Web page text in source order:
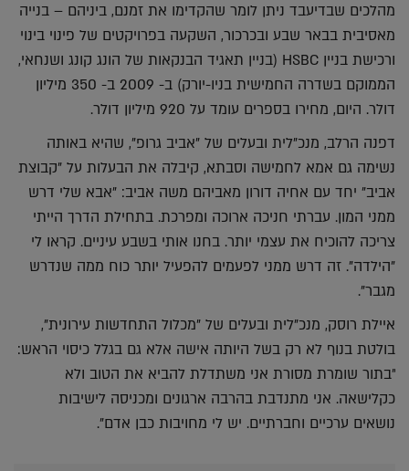
מהלכים שבדיעבד ניתן לומר שהקדימו את זמנם, ביניהם – בנייה
מאסיבית בבאר שבע ובכרכור, השקעה בפרויקטים של פינוי בינוי
ורכישת בניין HSBC (בניין תאגיד הבנקאות של הונג קונג ושנחאי,
הממוקם בשדרה החמישית בניו-יורק) ב- 2009 ב- 350 מיליון
דולר. היום, מחירו בספרים עומד על 920 מיליון דולר.
דפנה הרלב, מנכ"לית ובעלים של "אביב גרופ", שהיא באותה
נשימה גם אמא לחמישה וסבתא, קיבלה את הבעלות על "קבוצת
אביב" יחד עם אחיה דורון מאביהם משה אביב: "אבא שלי דרש
ממני המון. עברתי חניכה ארוכה ומפרכת. בתחילת הדרך הייתי
צריכה להוכיח את עצמי יותר. בחנו אותי בשבע עיניים. קראו לי
"הילדה". זה דרש ממני לפעמים להפעיל יותר כוח ממה שנדרש
מגבר".
איילת רוסק, מנכ"לית ובעלים של "מכלול התחדשות עירונית",
בולטת בנוף לא רק בשל היותה אישה אלא גם בגלל כיסוי הראש:
"בתור שומרת מסורת אני משתדלת להביא את הטוב ולא
כקלישאה. אני מתנדבת בהרבה ארגונים ומכניסה לישיבות
נושאים ערכיים וחברתיים. יש לי מחויבות כבן אדם".